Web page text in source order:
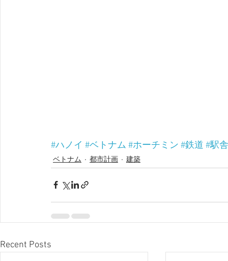
#ハノイ #ベトナム #ホーチミン #鉄道 #駅舎
ベトナム 都市計画 建築
Recent Posts